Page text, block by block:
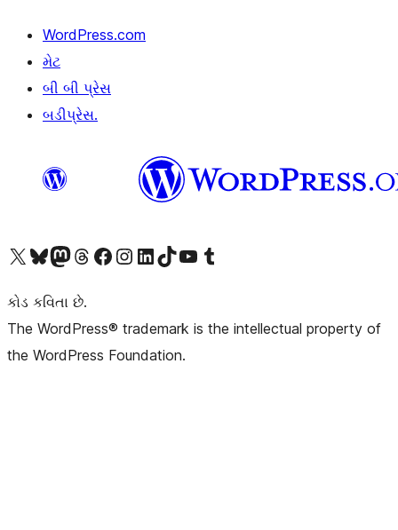
WordPress.com
મેટ
બી બી પ્રેસ
બડીપ્રેસ.
અમારા X (અગાઉ ટ્વિટર) એકાઉન્ટની મુલાકાત લોઅમારા Bluesky એકાઉન્ટની મુલાકાત લોઅમારા માસ્ટોડોન એકાઉન્ટની મુલાકાત લોઅમારા Threads એકાઉન્ટની મુલાકાત લો અમારા ફેસબુક પેજની મુલાકાત લોઅમારા ઇન્સ્ટાગ્રામ એકાઉન્ટની મુલાકાત લો અમારા LinkedIn એકાઉન્ટની મુલાકાત લોઅમારા TikTok એકાઉન્ટની મુલાકાત લોઅમારી YouTube ચેનલની મુલાકાત લો અમારા Tumblr એકાઉન્ટની મુલાકાત લો
કોડ કવિતા છે.
The WordPress® trademark is the intellectual property of
the WordPress Foundation.